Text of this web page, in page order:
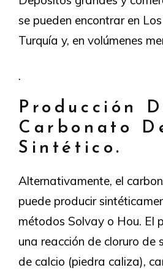
se pueden encontrar en
Turquía y, en volúmenes
.
Producción
Carbonato
Sintético.
Alternativamente, el
puede producir
métodos Solvay o Hou. El
una reacción de cloruro de
de calcio (piedra caliza),